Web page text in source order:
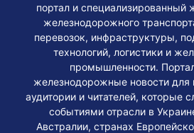
портал и специализированный
железнодорожного
перевозок, инфраструктуры,
технологий, логистики и
промышленности.
железнодорожные новости для
аудитории и читателей, которые
событиями отрасли в
Австралии, странах